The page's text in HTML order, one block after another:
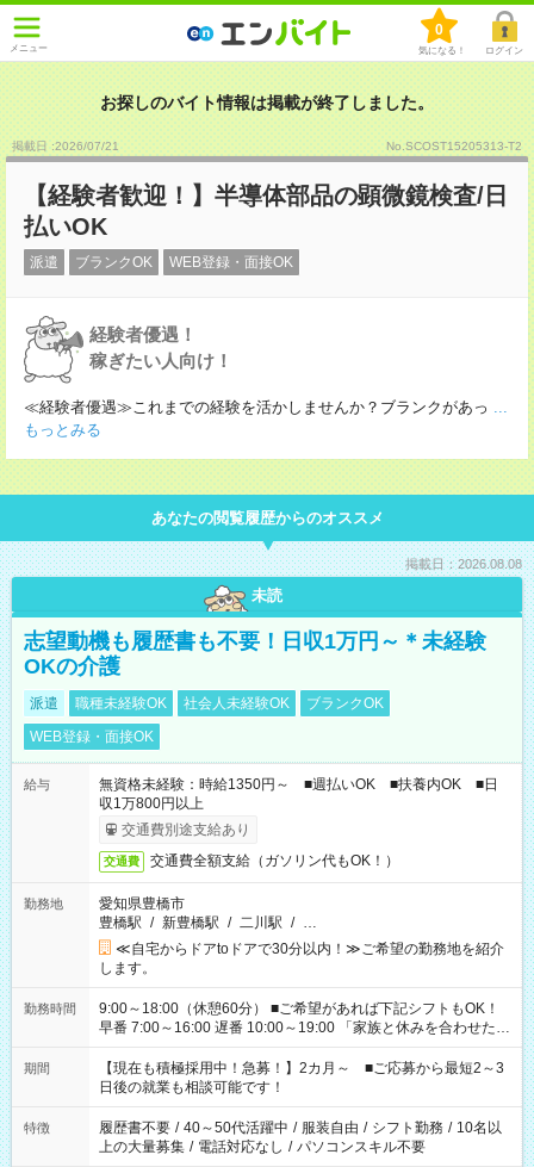
メニュー
0
気になる！ ログイン
お探しのバイト情報は掲載が終了しました。
掲載日 :2026/07/21 No.SCOST15205313-T2
【経験者歓迎！】半導体部品の顕微鏡検査/日
払いOK
派遣 ブランクOK WEB登録・面接OK
経験者優遇！
稼ぎたい人向け！
≪経験者優遇≫これまでの経験を活かしませんか？ブランクがあっ ...
もっとみる
あなたの閲覧履歴からのオススメ
掲載日：2026.08.08
未読
志望動機も履歴書も不要！日収1万円～＊未経験
OKの介護
派遣 職種未経験OK 社会人未経験OK
ブランクOK
WEB登録・面接OK
給与
無資格未経験：時給1350円～ ■週払いOK ■扶養内OK ■日
収1万800円以上
交通費別途支給あり
交通費 交通費全額支給（ガソリン代もOK！）
勤務地
愛知県豊橋市
豊橋駅 / 新豊橋駅 / 二川駅 / …
≪自宅からドアtoドアで30分以内！≫ご希望の勤務地を紹介
します。
勤務時間
9:00～18:00（休憩60分） ■ご希望があれば下記シフトもOK！
早番 7:00～16:00 遅番 10:00～19:00 「家族と休みを合わせた
い」 「余裕を持って夕飯の準備がしたい」 「できれば残業はし
たくない」 など、ご希望を教えてくださいね。 ※Wワーク希望
の方へ 今ご覧のお仕事で希望する勤務時間と、もう1つのお仕事
の勤務時間。 合計で週40時間を超える場合は応募できません。
期間
【現在も積極採用中！急募！】2カ月～ ■ご応募から最短2～3
日後の就業も相談可能です！
特徴 履歴書不要 / 40～50代活躍中 / 服装自由 / シフト勤務 / 10名以
上の大量募集 / 電話対応なし / パソコンスキル不要